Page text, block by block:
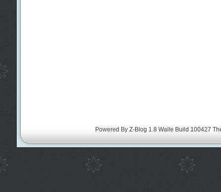
Powered By Z-Blog 1.8 Walle Build 100427